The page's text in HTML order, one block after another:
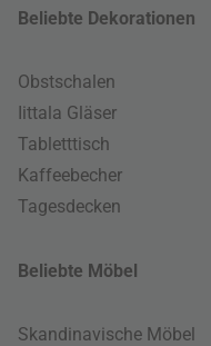
Beliebte Dekorationen
Obstschalen
Iittala Gläser
Tabletttisch
Kaffeebecher
Tagesdecken
Beliebte Möbel
Skandinavische Möbel